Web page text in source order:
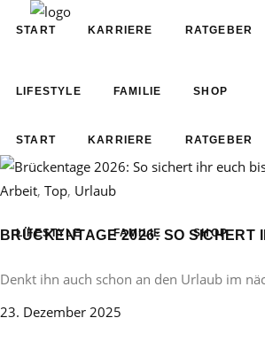
START KARRIERE RATGEBER
LIFESTYLE FAMILIE SHOP
START KARRIERE RATGEBER
LIFESTYLE FAMILIE SHOP
Arbeit, Top, Urlaub
BRÜCKENTAGE 2026: SO
Denkt ihn auch schon an den Urlaub im
23. Dezember 2025